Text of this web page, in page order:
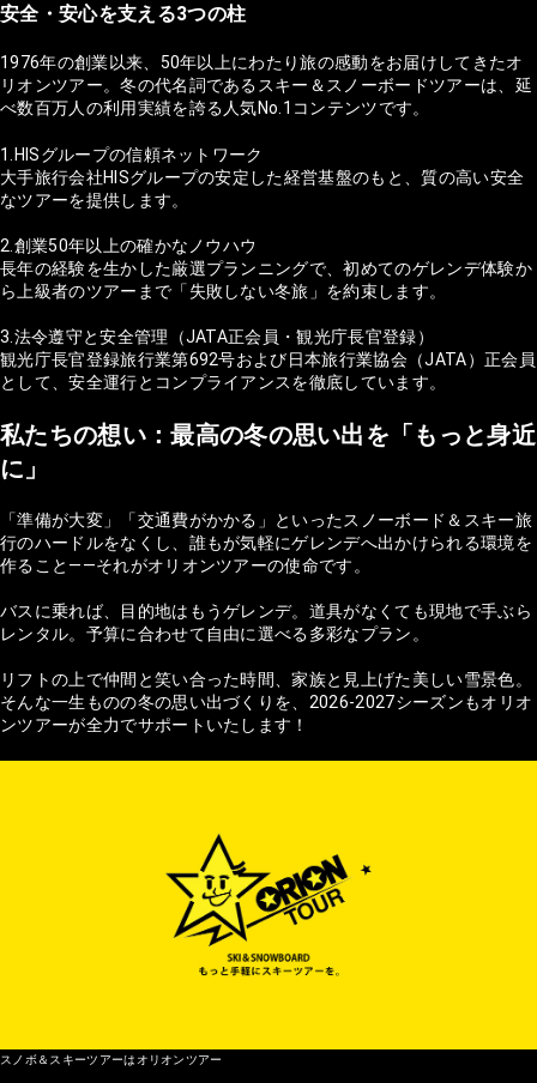
安全・安心を支える3つの柱
1976年の創業以来、50年以上にわたり旅の感動をお届けしてきたオ
リオンツアー。冬の代名詞であるスキー＆スノーボードツアーは、延
べ数百万人の利用実績を誇る人気No.1コンテンツです。
1.HISグループの信頼ネットワーク
大手旅行会社HISグループの安定した経営基盤のもと、質の高い安全
なツアーを提供します。
2.創業50年以上の確かなノウハウ
長年の経験を生かした厳選プランニングで、初めてのゲレンデ体験か
ら上級者のツアーまで「失敗しない冬旅」を約束します。
3.法令遵守と安全管理（JATA正会員・観光庁長官登録）
観光庁長官登録旅行業第692号および日本旅行業協会（JATA）正会員
として、安全運行とコンプライアンスを徹底しています。
私たちの想い：最高の冬の思い出を「もっと身近
に」
「準備が大変」「交通費がかかる」といったスノーボード＆スキー旅
行のハードルをなくし、誰もが気軽にゲレンデへ出かけられる環境を
作ること——それがオリオンツアーの使命です。
バスに乗れば、目的地はもうゲレンデ。道具がなくても現地で手ぶら
レンタル。予算に合わせて自由に選べる多彩なプラン。
リフトの上で仲間と笑い合った時間、家族と見上げた美しい雪景色。
そんな一生ものの冬の思い出づくりを、2026-2027シーズンもオリオ
ンツアーが全力でサポートいたします！
スノボ＆スキーツアーはオリオンツアー